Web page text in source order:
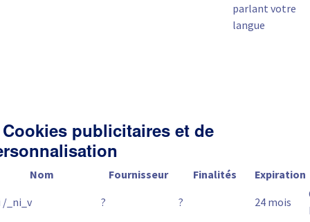
parlant votre
langue
publicitaires et de
Nom Fournisseur Finalités
Expiration
/_ni_v
? ? 24 mois